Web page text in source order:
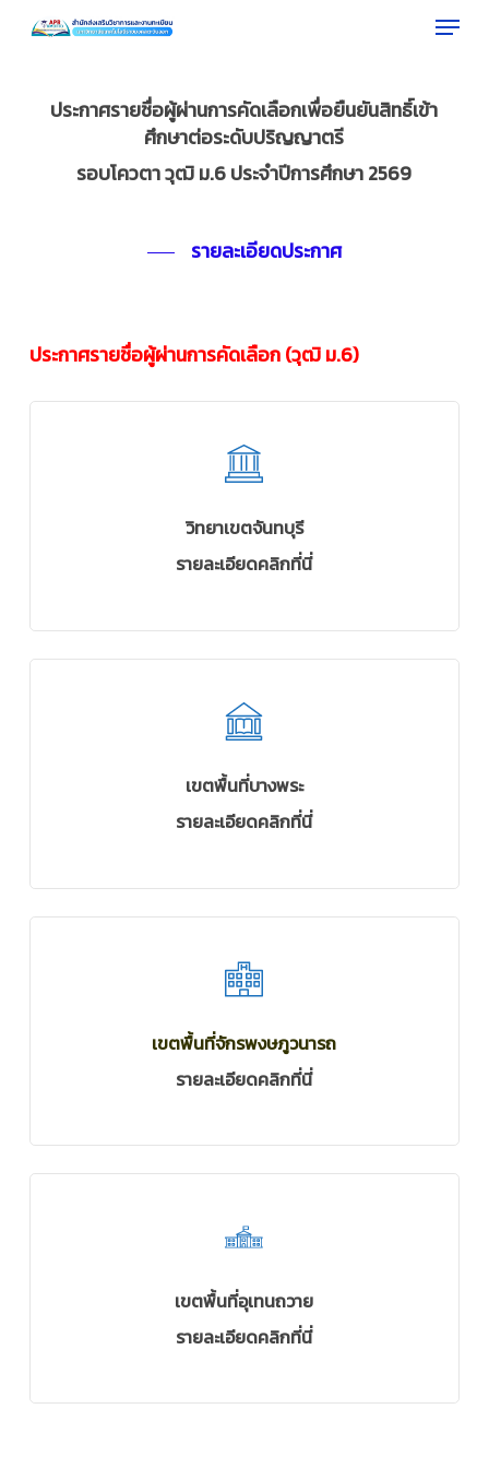
Menu
ประกาศรายชื่อผู้ผ่านการคัดเลือกเพื่อยืนยันสิทธิ์เข้า
ศึกษาต่อระดับปริญญาตรี
รอบโควตา วุฒิ ม.6 ประจำปีการศึกษา 2569
รายละเอียดประกาศ
ประกาศรายชื่อผู้ผ่านการคัดเลือก (วุฒิ ม.6)
วิทยาเขตจันทบุรี
รายละเอียดคลิกที่นี่
เขตพื้นที่บางพระ
รายละเอียดคลิกที่นี่
เขตพื้นที่จักรพงษภูวนารถ
รายละเอียดคลิกที่นี่
เขตพื้นที่อุเทนถวาย
รายละเอียดคลิกที่นี่